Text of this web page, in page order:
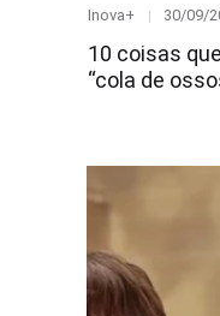
Category
Inova+
Posted
30/09/
10 coisas
“cola de